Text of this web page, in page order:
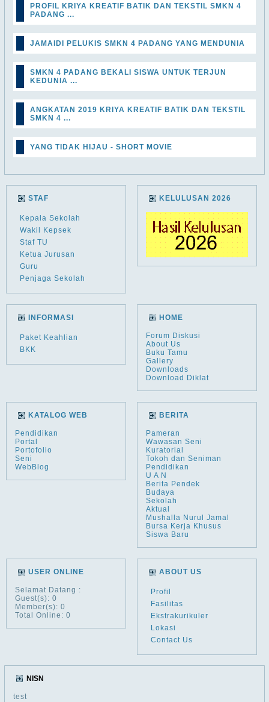
PROFIL KRIYA KREATIF BATIK DAN TEKSTIL SMKN 4
PADANG ...
JAMAIDI PELUKIS SMKN 4 PADANG YANG MENDUNIA
SMKN 4 PADANG BEKALI SISWA UNTUK TERJUN
KEDUNIA ...
ANGKATAN 2019 KRIYA KREATIF BATIK DAN TEKSTIL
SMKN 4 ...
YANG TIDAK HIJAU - SHORT MOVIE
STAF
Kepala Sekolah
Wakil Kepsek
Staf TU
Ketua Jurusan
Guru
Penjaga Sekolah
KELULUSAN 2026
INFORMASI
Paket Keahlian
BKK
HOME
Forum Diskusi
About Us
Buku Tamu
Gallery
Downloads
Download Diklat
KATALOG WEB
Pendidikan
Portal
Portofolio
Seni
WebBlog
BERITA
Pameran
Wawasan Seni
Kuratorial
Tokoh dan Seniman
Pendidikan
U A N
Berita Pendek
Budaya
Sekolah
Aktual
Mushalla Nurul Jamal
Bursa Kerja Khusus
Siswa Baru
USER ONLINE
Selamat Datang :
Guest(s): 0
Member(s): 0
Total Online: 0
ABOUT US
Profil
Fasilitas
Ekstrakurikuler
Lokasi
Contact Us
NISN
test